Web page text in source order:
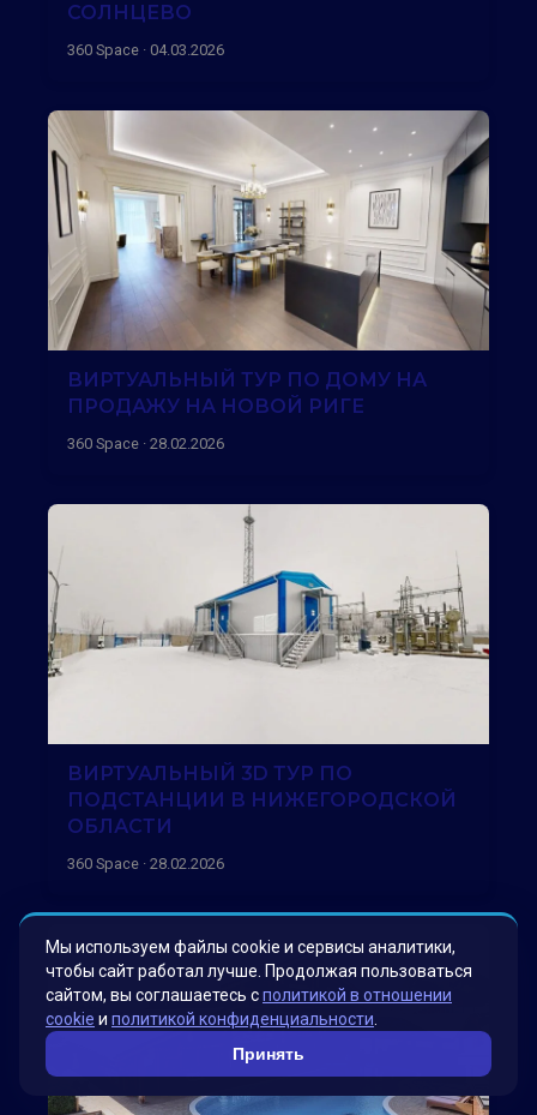
СОЛНЦЕВО
360 Space · 04.03.2026
ВИРТУАЛЬНЫЙ ТУР ПО ДОМУ НА
ПРОДАЖУ НА НОВОЙ РИГЕ
360 Space · 28.02.2026
ВИРТУАЛЬНЫЙ 3D ТУР ПО
ПОДСТАНЦИИ В НИЖЕГОРОДСКОЙ
ОБЛАСТИ
360 Space · 28.02.2026
Мы используем файлы cookie и сервисы аналитики,
чтобы сайт работал лучше. Продолжая пользоваться
сайтом, вы соглашаетесь сполитикой в отношении
cookie и политикой конфиденциальности
Принять